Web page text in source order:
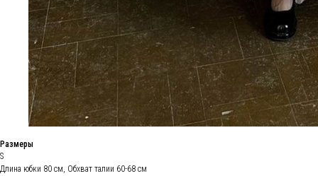
Размеры
S
Длина юбки 80 см, Обхват талии 60-68 см